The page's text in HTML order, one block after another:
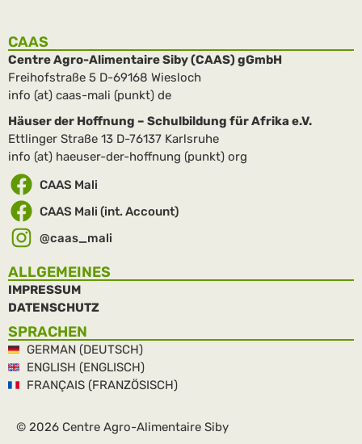
CAAS
Centre Agro-Alimentaire Siby (CAAS) gGmbH
Freihofstraße 5 D-69168 Wiesloch
info (at) caas-mali (punkt) de
Häuser der Hoffnung – Schulbildung für Afrika e.V.
Ettlinger Straße 13 D-76137 Karlsruhe
info (at) haeuser-der-hoffnung (punkt) org
CAAS Mali
CAAS Mali (int. Account)
@caas_mali
ALLGEMEINES
IMPRESSUM
DATENSCHUTZ
SPRACHEN
GERMAN (DEUTSCH)
ENGLISH (ENGLISCH)
FRANÇAIS (FRANZÖSISCH)
© 2026 Centre Agro-Alimentaire Siby